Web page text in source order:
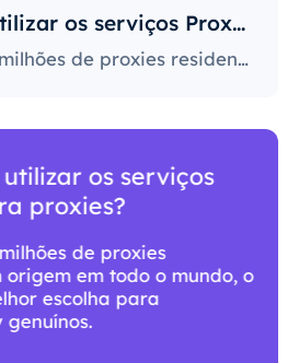
Porque deve utilizar os serviços ProxyLite para proxies?
Com mais de 86 milhões de proxies residenciais com origem em todo o mundo, o ProxyLite é a melhor escolha para servidores proxy genuínos.
os serviços
proxies?
de proxies
em todo o mundo, o
escolha para